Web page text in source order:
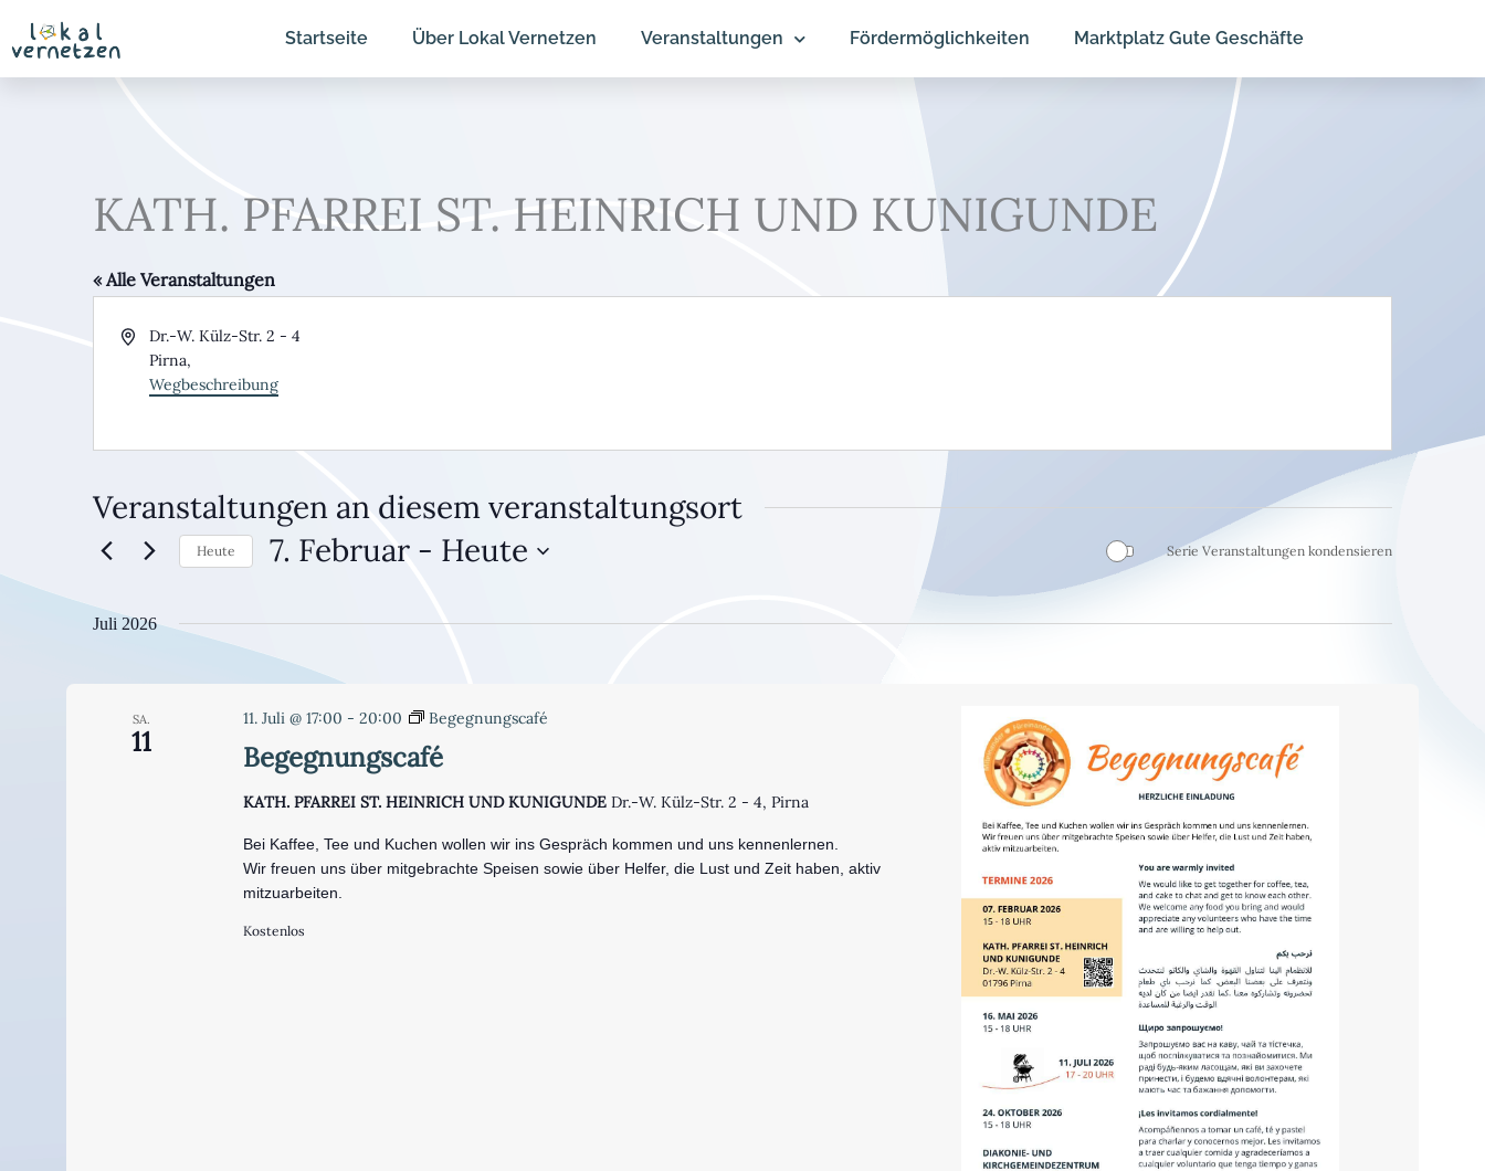
Inhalt
springen
Startseite Über Lokal Vernetzen Veranstaltungen Fördermöglichkeiten Marktplatz Gute Geschäfte
KATH. PFARREI ST. HEINRICH UND KUNIGUNDE
« Alle Veranstaltungen
AdresseDr.-W. Külz-Str. 2 - 4
Pirna,
Wegbeschreibung
Veranstaltungen an diesem veranstaltungsort
Heute 7. Februar - Heute
wählen.
Serie Veranstaltungen kondensieren
Juli 2026
SA.
11 Begegnungscafé
11. Juli @ 17:00 - 20:00 Begegnungscafé
KATH. PFARREI ST. HEINRICH UND KUNIGUNDE Dr.-W. Külz-Str. 2 - 4, Pirna
Bei Kaffee, Tee und Kuchen wollen wir ins Gespräch kommen und uns kennenlernen.
Wir freuen uns über mitgebrachte Speisen sowie über Helfer, die Lust und Zeit haben, aktiv
mitzuarbeiten.
Kostenlos